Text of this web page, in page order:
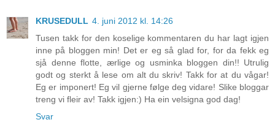
KRUSEDULL 4. juni 2012 kl. 14:26
Tusen takk for den koselige kommentaren du har lagt igjen
inne på bloggen min! Det er eg så glad for, for da fekk eg
sjå denne flotte, ærlige og usminka bloggen din!! Utrulig
godt og sterkt å lese om alt du skriv! Takk for at du vågar!
Eg er imponert! Eg vil gjerne følge deg vidare! Slike bloggar
treng vi fleir av! Takk igjen:) Ha ein velsigna god dag!
Svar